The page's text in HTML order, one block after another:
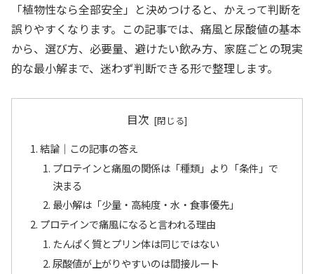
「植物性なら全部安全」と決めつけると、かえって判断を
誤りやすくなります。この記事では、痛風と尿酸値の基本
から、選び方、必要量、避けたい飲み方、家庭ごとの現実
的な最小解まで、迷わず判断できる形で整理します。
目次
結論｜この記事の答え
プロテインと痛風の関係は「種類」より「条件」で
決まる
最小解は「少量・高純度・水・食事優先」
プロテインで痛風になると言われる理由
たんぱく質とプリン体は同じではない
尿酸値が上がりやすいのは間接ルート